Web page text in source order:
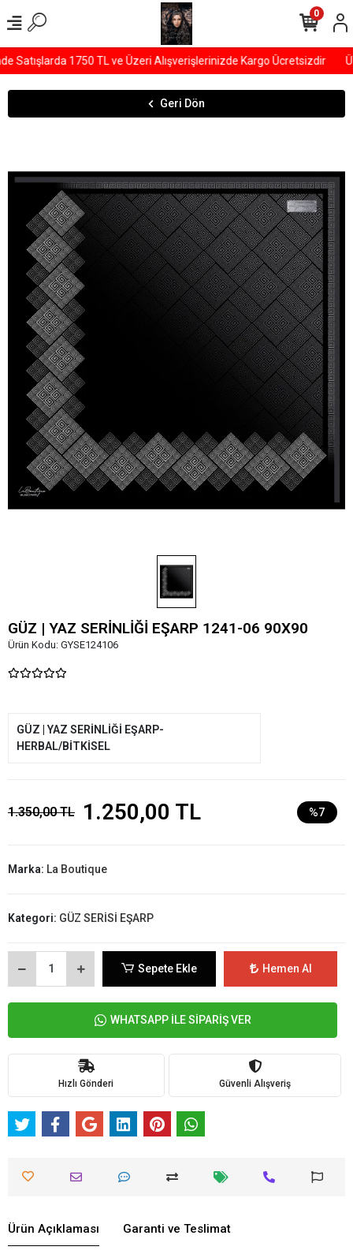
Satışlarda 1750 TL ve Üzeri Alışverişlerinizde Kargo Ücretsizdir
0
Geri Dön
GÜZ | YAZ SERİNLİĞİ EŞARP 1241-06 90X90
Ürün Kodu: GYSE124106
GÜZ | YAZ SERİNLİĞİ EŞARP-
HERBAL/BİTKİSEL
1.350,00 TL 1.250,00 TL %7
Marka: La Boutique
Kategori: GÜZ SERİSİ EŞARP
Sepete Ekle Hemen Al
WHATSAPP İLE SİPARİŞ VER
Hızlı Gönderi Güvenli Alışveriş
Ürün Açıklaması Garanti ve Teslimat